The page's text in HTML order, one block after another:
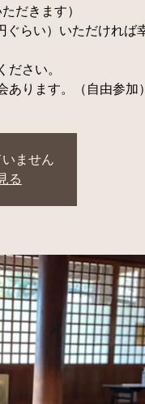
きます）
ぐらい）いただければ
さい。
ません
る